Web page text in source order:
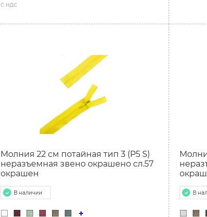
с ндс
Молния 22 см потайная тип 3 (P5 S)
неразъемная звено окрашено сл.57
окрашен
В наличии В